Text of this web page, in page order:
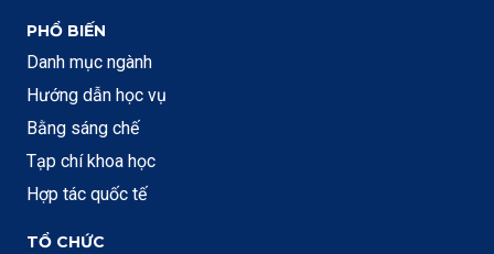
PHỔ BIẾN
Danh mục ngành
Hướng dẫn học vụ
Bằng sáng chế
Tạp chí khoa học
Hợp tác quốc tế
TỔ CHỨC